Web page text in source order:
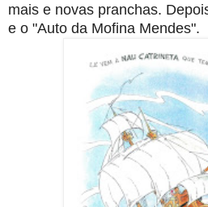
mais e novas pranchas.
e o "Auto da Mofina Mendes".